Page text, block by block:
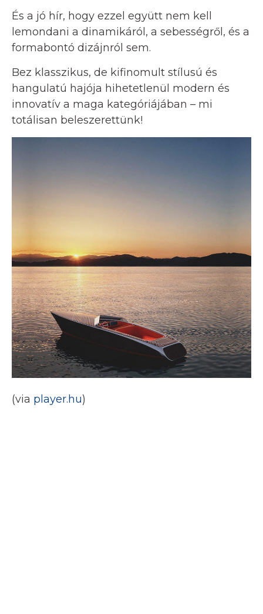
És a jó hír, hogy ezzel együtt nem kell
lemondani a dinamikáról, a sebességről, és a
formabontó dizájnról sem.
Bez klasszikus, de kifinomult stílusú és
hangulatú hajója hihetetlenül modern és
innovatív a maga kategóriájában – mi
totálisan beleszerettünk!
(via player.hu)